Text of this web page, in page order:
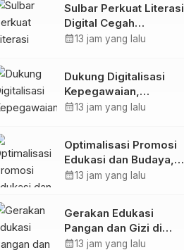
Penandatanganan
Perjanjian Tugas
Belajar 2026
Sulbar Perkuat Literasi
Digital Cegah
Kejahatan Love
calendar_month13 jam yang lalu
Dukung Digitalisasi
Kepegawaian,
DPMPTSP Sulbar Siap
calendar_month13 jam yang lalu
Optimalisasi Promosi
Edukasi dan Budaya,
Anjungan Provinsi
Bersama Sky World
TMII
calendar_month13 jam yang lalu
Gerakan Edukasi
Pangan dan Gizi di
Mamasa: Tingkatkan
calendar_month13 jam yang lalu